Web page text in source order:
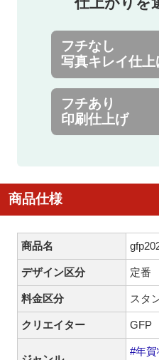
フチなし
写真キレイ仕上
フチあり
印刷仕上げ
商品仕様
商品名
デザイン区分 定番
料金区分 スタ
クリエイター GFP
#年賀